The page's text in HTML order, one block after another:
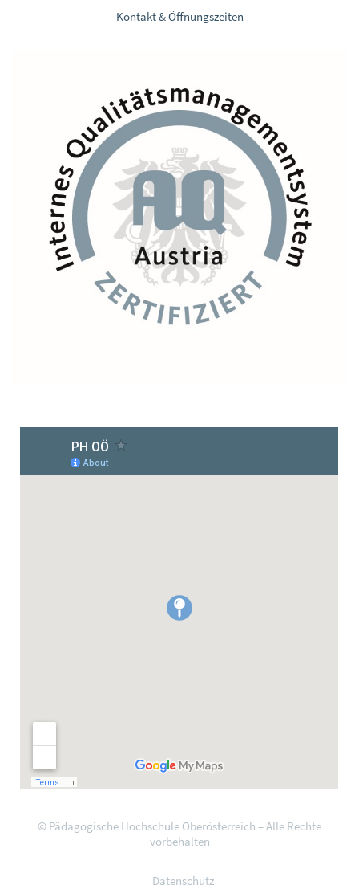
Kontakt & Öffnungszeiten
© Pädagogische Hochschule Oberösterreich – Alle Rechte
vorbehalten
Datenschutz